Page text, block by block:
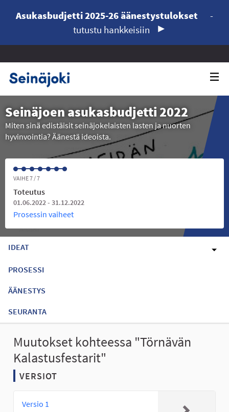
Asukasbudjetti 2025-26 äänestystulokset
-
tutustu hankkeisiin
Seinäjoen asukasbudjetti 2022
Miten sinä edistäisit seinäjokelaisten lasten ja nuorten
hyvinvointia? Äänestä ideoista.
VAIHE 7 / 7
Toteutus
01.06.2022 - 31.12.2022
Prosessin vaiheet
IDEAT
PROSESSI
ÄÄNESTYS
SEURANTA
Muutokset kohteessa "Törnävän
Kalastusfestarit"
VERSIOT
Versio 1